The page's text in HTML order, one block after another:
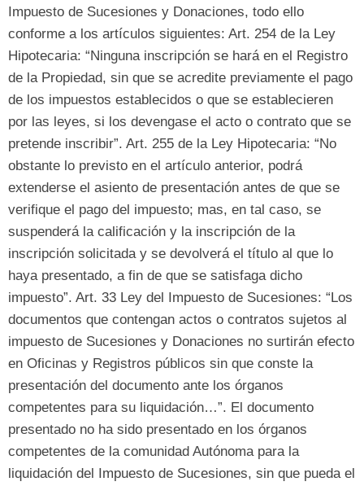
Impuesto de Sucesiones y Donaciones, todo ello
conforme a los artículos siguientes: Art. 254 de la Ley
Hipotecaria: “Ninguna inscripción se hará en el Registro
de la Propiedad, sin que se acredite previamente el pago
de los impuestos establecidos o que se establecieren
por las leyes, si los devengase el acto o contrato que se
pretende inscribir”. Art. 255 de la Ley Hipotecaria: “No
obstante lo previsto en el artículo anterior, podrá
extenderse el asiento de presentación antes de que se
verifique el pago del impuesto; mas, en tal caso, se
suspenderá la calificación y la inscripción de la
inscripción solicitada y se devolverá el título al que lo
haya presentado, a fin de que se satisfaga dicho
impuesto”. Art. 33 Ley del Impuesto de Sucesiones: “Los
documentos que contengan actos o contratos sujetos al
impuesto de Sucesiones y Donaciones no surtirán efecto
en Oficinas y Registros públicos sin que conste la
presentación del documento ante los órganos
competentes para su liquidación…”. El documento
presentado no ha sido presentado en los órganos
competentes de la comunidad Autónoma para la
liquidación del Impuesto de Sucesiones, sin que pueda el